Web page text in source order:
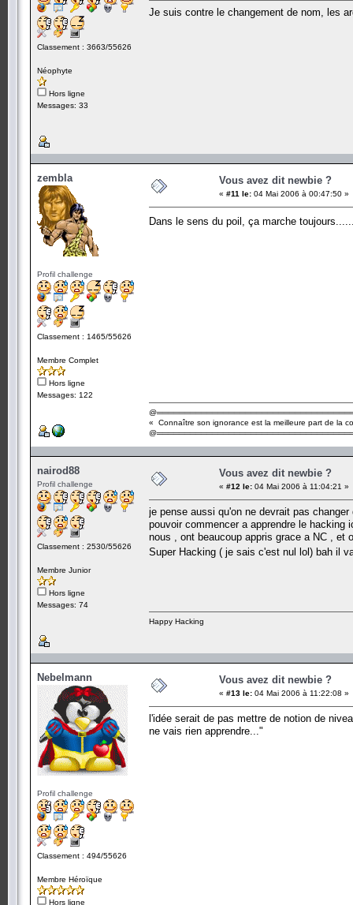
Classement : 3663/55626
Néophyte
Hors ligne
Messages: 33
Je suis contre le changement de nom, les
zembla
Profil challenge
Classement : 1465/55626
Membre Complet
Hors ligne
Messages: 122
Vous avez dit newbie ?
« #11 le: 04 Mai 2006 à 00:47:50 »
Dans le sens du poil, ça marche
« Connaître son ignorance est la meilleure part de la
nairod88
Profil challenge
Classement : 2530/55626
Membre Junior
Hors ligne
Messages: 74
Vous avez dit newbie ?
« #12 le: 04 Mai 2006 à 11:04:21 »
je pense aussi qu'on ne devrait pas
pouvoir commencer a apprendre le hacking
nous , ont beaucoup appris grace a NC , et
Super Hacking ( je sais c'est nul lol) bah il
Happy Hacking
Nebelmann
Profil challenge
Classement : 494/55626
Membre Héroïque
Hors ligne
Vous avez dit newbie ?
« #13 le: 04 Mai 2006 à 11:22:08 »
l'idée serait de pas mettre de notion de
ne vais rien apprendre..."